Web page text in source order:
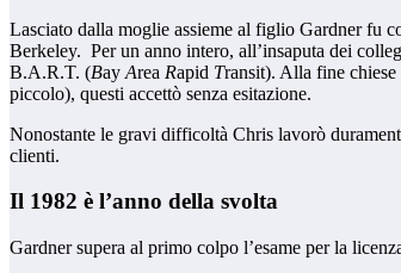
Lasciato dalla moglie assieme al figlio Gardner fu
Berkeley. Per un anno intero, all’insaputa dei
B.A.R.T. (Bay Area Rapid Transit). Alla fine
piccolo), questi accettò senza esitazione.
Nonostante le gravi difficoltà Chris lavorò
clienti.
Il 1982 è l’anno della svolta
Gardner supera al primo colpo l’esame per la